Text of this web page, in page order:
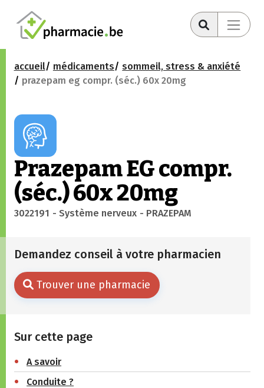
accueil médicaments
sommeil, stress & anxiété
prazepam eg compr. (séc.) 60x 20mg
Prazepam EG compr.
(séc.) 60x 20mg
3022191 - Système nerveux - PRAZEPAM
Demandez conseil à votre pharmacien
Trouver une pharmacie
Sur cette page
A savoir
Conduite ?